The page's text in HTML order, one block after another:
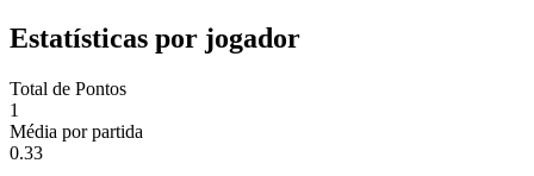
Estatísticas por jogador
Total de Pontos
1
Média por partida
0.33